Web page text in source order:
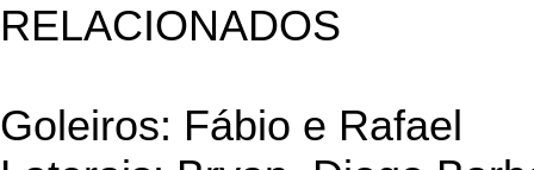
RELACIONADOS
Goleiros: Fábio e Rafael